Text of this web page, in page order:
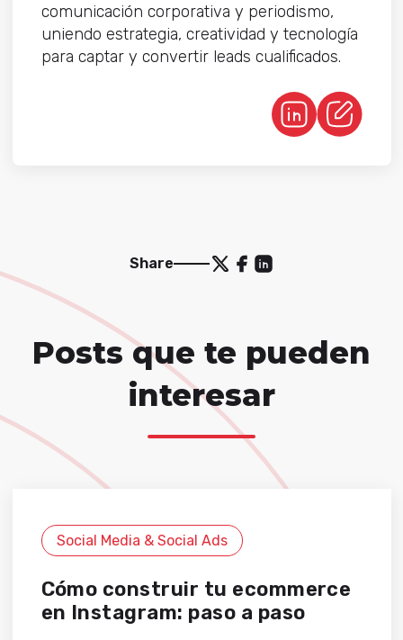
comunicación corporativa y periodismo,
uniendo estrategia, creatividad y tecnología
para captar y convertir leads cualificados.
Share
Posts que te pueden
interesar
Social Media & Social Ads
Cómo construir tu ecommerce
en Instagram: paso a paso